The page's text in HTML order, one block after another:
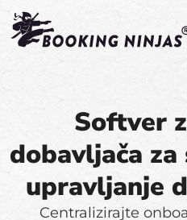
Softver
dobavljača
upravljanje
Centralizirajte